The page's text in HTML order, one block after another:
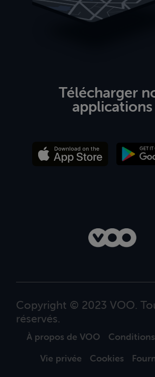
Télécharger
applications
Copyright © 2023 VOO.
réservés.
À propos de VOO
Vie privée
Cookies